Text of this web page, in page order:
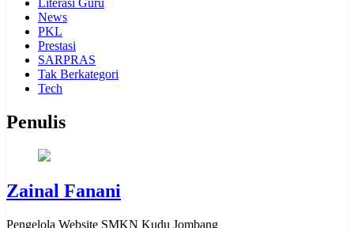
Literasi Guru
News
PKL
Prestasi
SARPRAS
Tak Berkategori
Tech
Penulis
Zainal Fanani
Pengelola Website SMKN Kudu Jombang